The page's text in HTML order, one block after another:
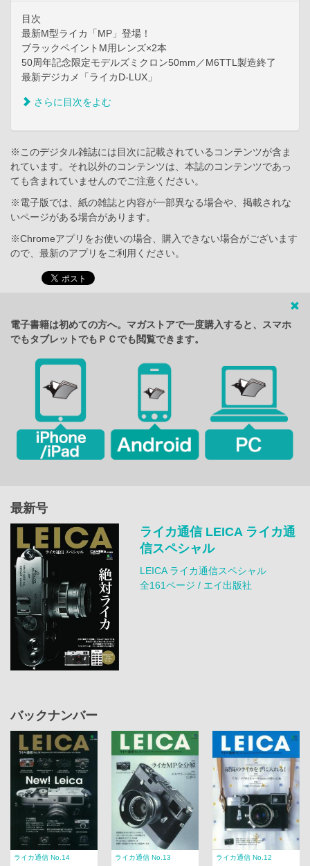
目次
最新M型ライカ「MP」登場！
ブラックペイントM用レンズ×2本
50周年記念限定モデルズミクロン50mm／M6TTL製造終了
最新デジカメ「ライカD-LUX」
さらに目次をよむ
※このデジタル雑誌には目次に記載されているコンテンツが含ま
れています。それ以外のコンテンツは、本誌のコンテンツであっ
ても含まれていませんのでご注意ください。
※電子版では、紙の雑誌と内容が一部異なる場合や、掲載されな
いページがある場合があります。
※Chromeアプリをお使いの場合、購入できない場合がございます
ので、最新のアプリをご利用ください。
電子書籍は初めての方へ。マガストアで一度購入すると、スマホ
でもタブレットでもＰＣでも閲覧できます。
最新号
ライカ通信 LEICA ライカ通
信スペシャル
LEICA ライカ通信スペシャル
全161ページ / エイ出版社
バックナンバー
ライカ通信 No.14 ライカ通信 No.13 ライカ通信 No.12